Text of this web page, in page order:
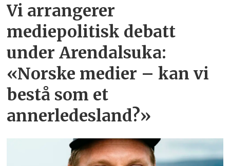
Vi arrangerer
mediepolitisk debatt
under Arendalsuka:
«Norske medier – kan vi
bestå som et
annerledesland?»